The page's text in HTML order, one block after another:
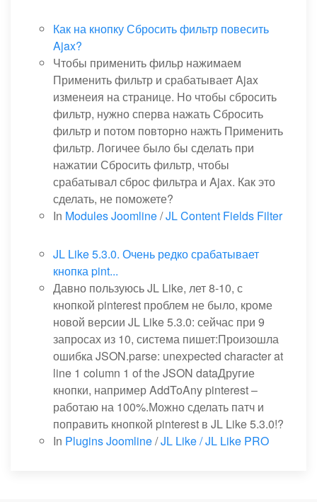
Как на кнопку Сбросить фильтр повесить
Ajax?
Чтобы применить фильр нажимаем
Применить фильтр и срабатывает Ajax
изменеия на странице. Но чтобы сбросить
фильтр, нужно сперва нажать Сбросить
фильтр и потом повторно нажть Применить
фильтр. Логичее было бы сделать при
нажатии Сбросить фильтр, чтобы
срабатывал сброс фильтра и Ajax. Как это
сделать, не поможете?
In Modules Joomline/JL Content Fields Filter
JL Like 5.3.0. Очень редко срабатывает
кнопка pint...
Давно пользуюсь JL Like, лет 8-10, с
кнопкой pinterest проблем не было, кроме
новой версии JL Like 5.3.0: сейчас при 9
запросах из 10, система пишет:Произошла
ошибка JSON.parse: unexpected character at
line 1 column 1 of the JSON dataДругие
кнопки, например AddToAny pinterest –
работаю на 100%.Можно сделать патч и
поправить кнопкой pinterest в JL Like 5.3.0!?
In Plugins Joomline/JL Like / JL Like PRO